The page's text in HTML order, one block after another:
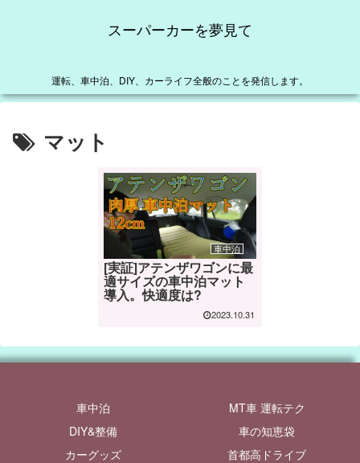
スーパーカーを夢見て
運転、車中泊、DIY、カーライフ全般のことを発信します。
マット
車中泊
[実証]アテンザワゴンに最
適サイズの車中泊マット
導入。快適度は?
2023.10.31
車中泊
MT車 運転テク
DIY&整備
車の知恵袋
カーグッズ
首都高ドライブ